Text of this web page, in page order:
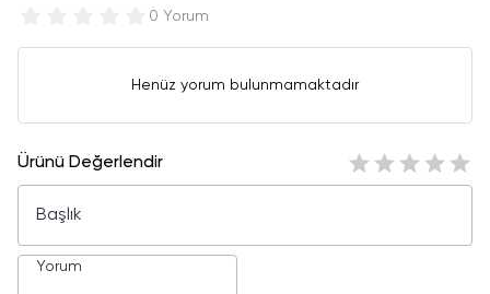
0 Yorum
Henüz yorum bulunmamaktadır
Ürünü Değerlendir